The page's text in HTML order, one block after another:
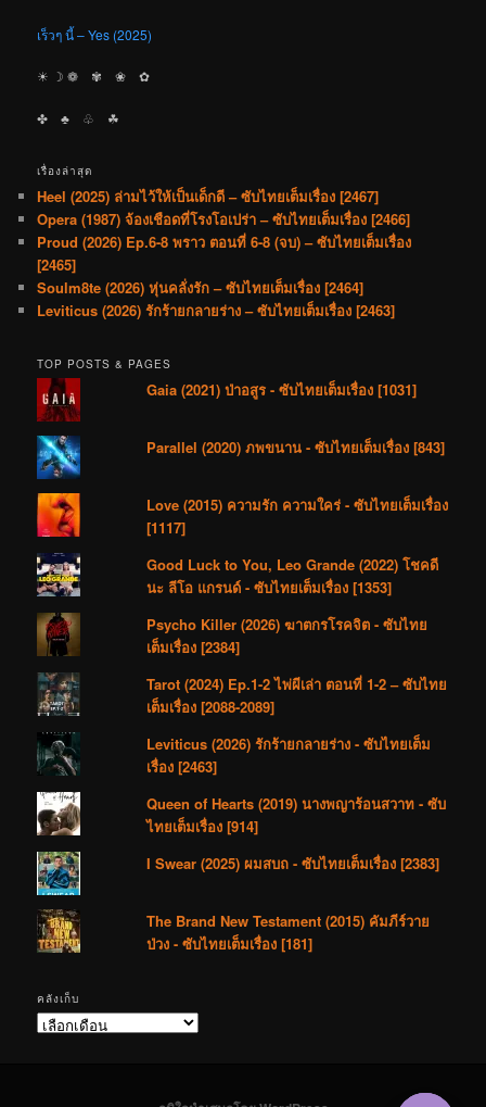
เร็วๆ นี้ – Yes (2025)
☀︎ ☽ ❁ ✾ ❀ ✿
✤ ♣︎ ♧ ☘︎
เรื่องล่าสุด
Heel (2025) ล่ามไว้ให้เป็นเด็กดี – ซับไทยเต็มเรื่อง [2467]
Opera (1987) จ้องเชือดที่โรงโอเปร่า – ซับไทยเต็มเรื่อง [2466]
Proud (2026) Ep.6-8 พราว ตอนที่ 6-8 (จบ) – ซับไทยเต็มเรื่อง
[2465]
Soulm8te (2026) หุ่นคลั่งรัก – ซับไทยเต็มเรื่อง [2464]
Leviticus (2026) รักร้ายกลายร่าง – ซับไทยเต็มเรื่อง [2463]
TOP POSTS & PAGES
Gaia (2021) ป่าอสูร - ซับไทยเต็มเรื่อง [1031]
Parallel (2020) ภพขนาน - ซับไทยเต็มเรื่อง [843]
Love (2015) ความรัก ความใคร่ - ซับไทยเต็มเรื่อง
[1117]
Good Luck to You, Leo Grande (2022) โชคดี
นะ ลีโอ แกรนด์ - ซับไทยเต็มเรื่อง [1353]
Psycho Killer (2026) ฆาตกรโรคจิต - ซับไทย
เต็มเรื่อง [2384]
Tarot (2024) Ep.1-2 ไพ่ผีเล่า ตอนที่ 1-2 – ซับไทย
เต็มเรื่อง [2088-2089]
Leviticus (2026) รักร้ายกลายร่าง - ซับไทยเต็ม
เรื่อง [2463]
Queen of Hearts (2019) นางพญาร้อนสวาท - ซับ
ไทยเต็มเรื่อง [914]
I Swear (2025) ผมสบถ - ซับไทยเต็มเรื่อง [2383]
The Brand New Testament (2015) คัมภีร์วาย
ป่วง - ซับไทยเต็มเรื่อง [181]
คลังเก็บ
คลัง